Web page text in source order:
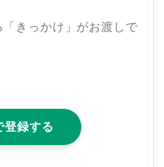
きっかけ」がお渡しで
登録する